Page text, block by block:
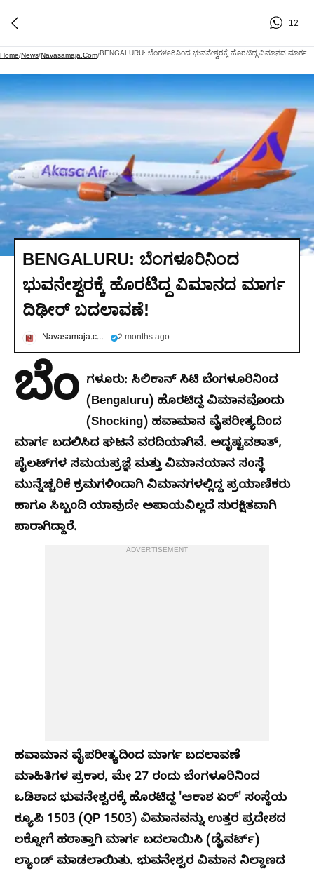
12
Home/News/Navasamaja.com/ BENGALURU: ಬೆಂಗಳೂರಿನಿಂದ ಭುವನೇಶ್ವರಕ್ಕೆ ಹೊರಟಿದ್ದ ವಿಮಾನದ ಮಾರ್ಗ ದಿಢೀರ್ ಬದಲಾವಣೆ!
BENGALURU: ಬೆಂಗಳೂರಿನಿಂದ
ಭುವನೇಶ್ವರಕ್ಕೆ ಹೊರಟಿದ್ದ ವಿಮಾನದ ಮಾರ್ಗ
ದಿಢೀರ್ ಬದಲಾವಣೆ!
Navasamaja.com 2 months ago
ಬೆಂ ಗಳೂರು: ಸಿಲಿಕಾನ್ ಸಿಟಿ ಬೆಂಗಳೂರಿನಿಂದ
(Bengaluru) ಹೊರಟಿದ್ದ ವಿಮಾನವೊಂದು
(Shocking) ಹವಾಮಾನ ವೈಪರೀತ್ಯದಿಂದ
ಮಾರ್ಗ ಬದಲಿಸಿದ ಘಟನೆ ವರದಿಯಾಗಿವೆ. ಅದೃಷ್ಟವಶಾತ್,
ಪೈಲಟ್‌ಗಳ ಸಮಯಪ್ರಜ್ಞೆ ಮತ್ತು ವಿಮಾನಯಾನ ಸಂಸ್ಥೆ
ಮುನ್ನೆಚ್ಚರಿಕೆ ಕ್ರಮಗಳಿಂದಾಗಿ ವಿಮಾನಗಳಲ್ಲಿದ್ದ ಪ್ರಯಾಣಿಕರು
ಹಾಗೂ ಸಿಬ್ಬಂದಿ ಯಾವುದೇ ಅಪಾಯವಿಲ್ಲದೆ ಸುರಕ್ಷಿತವಾಗಿ
ಪಾರಾಗಿದ್ದಾರೆ.
ADVERTISEMENT
ಹವಾಮಾನ ವೈಪರೀತ್ಯದಿಂದ ಮಾರ್ಗ ಬದಲಾವಣೆ
ಮಾಹಿತಿಗಳ ಪ್ರಕಾರ, ಮೇ 27 ರಂದು ಬೆಂಗಳೂರಿನಿಂದ
ಒಡಿಶಾದ ಭುವನೇಶ್ವರಕ್ಕೆ ಹೊರಟಿದ್ದ 'ಆಕಾಶ ಏರ್' ಸಂಸ್ಥೆಯ
ಕ್ಯೂಪಿ 1503 (QP 1503) ವಿಮಾನವನ್ನು ಉತ್ತರ ಪ್ರದೇಶದ
ಲಕ್ನೋಗೆ ಹಠಾತ್ತಾಗಿ ಮಾರ್ಗ ಬದಲಾಯಿಸಿ (ಡೈವರ್ಟ್)
ಲ್ಯಾಂಡ್ ಮಾಡಲಾಯಿತು. ಭುವನೇಶ್ವರ ವಿಮಾನ ನಿಲ್ದಾಣದ